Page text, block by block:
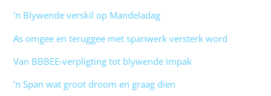
’n Blywende verskil op Mandeladag
As omgee en teruggee met spanwerk versterk word
Van BBBEE-verpligting tot blywende impak
’n Span wat groot droom en graag dien